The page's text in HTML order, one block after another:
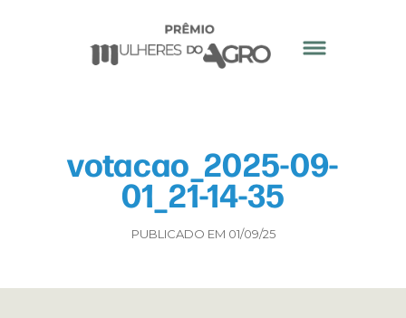
votacao_2025-09-
01_21-14-35
PUBLICADO EM 01/09/25